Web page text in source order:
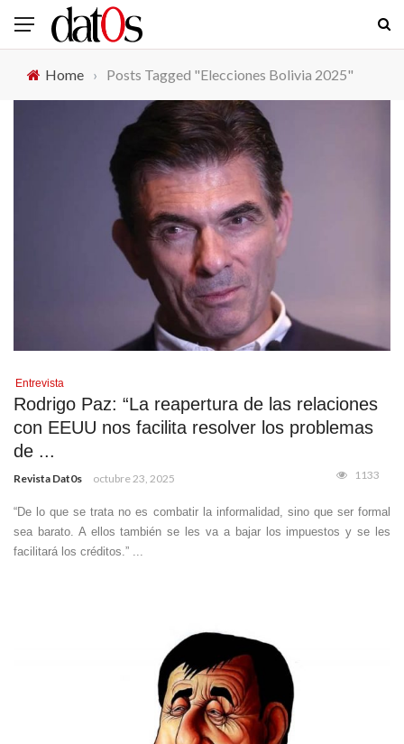
Home › Posts Tagged "Elecciones Bolivia 2025"
Entrevista
Rodrigo Paz: “La reapertura de las relaciones
con EEUU nos facilita resolver los problemas
de ...
Revista Dat0s octubre 23, 2025 1133
“De lo que se trata no es combatir la informalidad, sino que ser formal
sea barato. A ellos también se les va a bajar los impuestos y se les
facilitará los créditos.” ...